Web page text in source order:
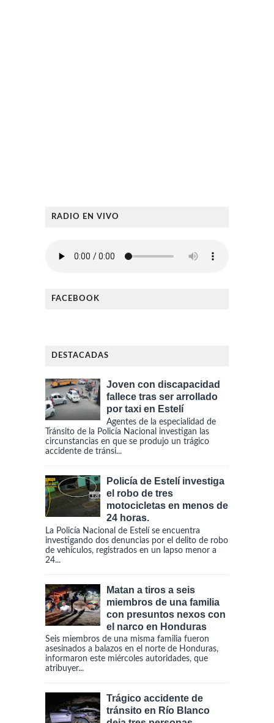
RADIO EN VIVO
FACEBOOK
DESTACADAS
Joven con discapacidad
fallece tras ser arrollado
por taxi en Estelí
Agentes de la especialidad de
Tránsito de la Policía Nacional investigan las
circunstancias en que se produjo un trágico
accidente de tránsi...
Policía de Estelí investiga
el robo de tres
motocicletas en menos de
24 horas.
La Policía Nacional de Estelí se encuentra
investigando dos denuncias por el delito de robo
de vehículos, registrados en un lapso menor a
24...
Matan a tiros a seis
miembros de una familia
con presuntos nexos con
el narco en Honduras
Seis miembros de una misma familia fueron
asesinados a balazos en el norte de Honduras,
informaron este miércoles autoridades, que
atribuyer...
Trágico accidente de
tránsito en Río Blanco